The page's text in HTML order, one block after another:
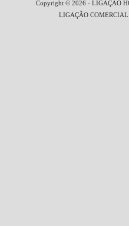
Copyright © 2026 - LIGAÇÃO
LIGAÇÃO